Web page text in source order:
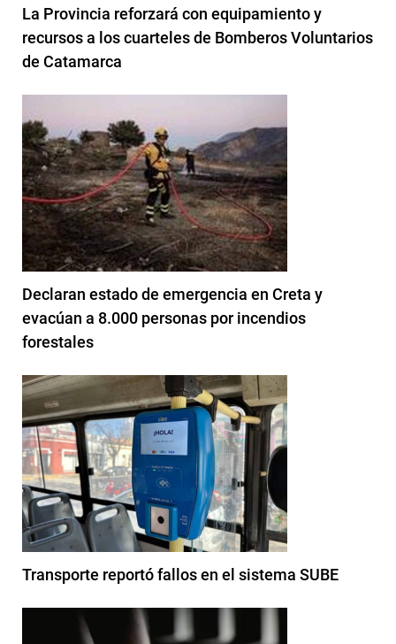
La Provincia reforzará con equipamiento y
recursos a los cuarteles de Bomberos Voluntarios
de Catamarca
Declaran estado de emergencia en Creta y
evacúan a 8.000 personas por incendios
forestales
Transporte reportó fallos en el sistema SUBE